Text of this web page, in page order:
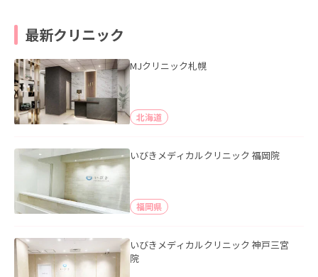
最新クリニック
MJクリニック札幌
北海道
いびきメディカルクリニック 福岡院
福岡県
いびきメディカルクリニック 神戸三宮
院